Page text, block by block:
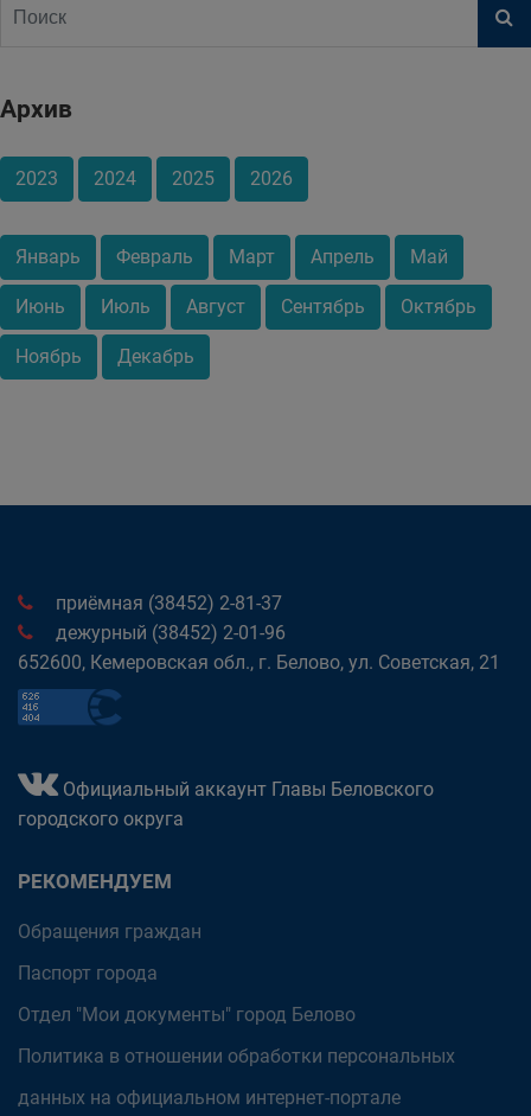
Архив
2023 2024 2025 2026
Январь Февраль Март Апрель Май
Июнь Июль Август Сентябрь Октябрь
Ноябрь Декабрь
приёмная (38452) 2-81-37
дежурный (38452) 2-01-96
652600, Кемеровская обл., г. Белово, ул. Советская, 21
Официальный аккаунт Главы Беловского
городского округа
РЕКОМЕНДУЕМ
Обращения граждан
Паспорт города
Отдел "Мои документы" город Белово
Политика в отношении обработки персональных
данных на официальном интернет-портале